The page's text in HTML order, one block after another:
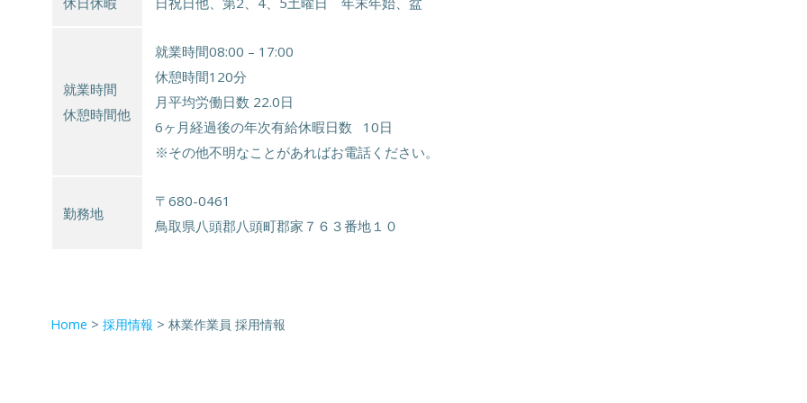
就業時間
休憩時間他
就業時間08:00 – 17:00
休憩時間120分
月平均労働日数 22.0日
6ヶ月経過後の年次有給休暇日数 10日
※その他不明なことがあればお電話ください。
勤務地
〒680-0461
鳥取県八頭郡八頭町郡家７６３番地１０
Home > 採用情報 > 林業作業員 採用情報